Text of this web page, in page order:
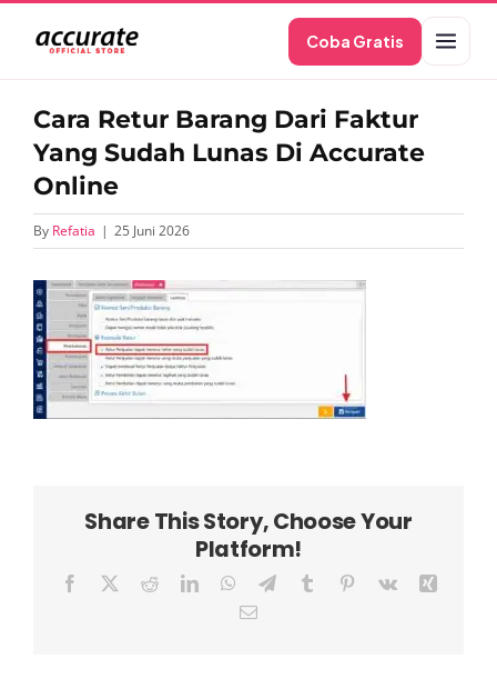
content
Coba Gratis
Cara Retur Barang Dari Faktur
Yang Sudah Lunas Di Accurate
Online
By Refatia | 25 Juni 2026
Share This Story, Choose Your
Platform!
Facebook RedditLinkedInWhatsApp
TelegramTumblr Pinterest
Vk
Email